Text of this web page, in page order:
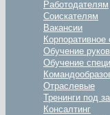
Работодателям
Соискателям
Вакансии
Корпоративное
Обучение
Обучение
Отраслевые
Тренинги под
Консалтинг